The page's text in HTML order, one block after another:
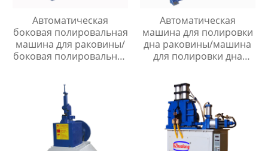
Автоматическая
боковая полировальная
машина для раковины/
боковая полировальная
Автоматическая
машина для полировки
дна раковины/машина
для полировки дна